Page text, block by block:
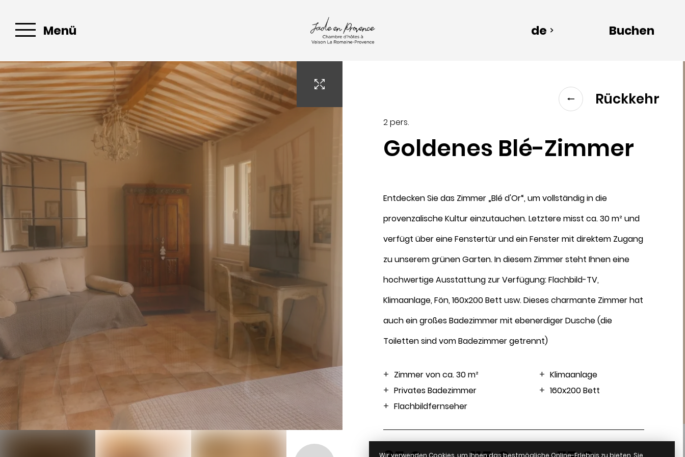
Menü de Buchen
contact@jade-en-provence.com
Buchen Sie
Ihren Urlaub
Für freundliche und
Vaison-la-Romaine
bevorzugen Sie Jade en
Provence. Um mehr über
unser Haus zu erfahren, laden
Ankunft
August 2026
Abfahrt
9
August 2026
Reservierungsanfrage
Rückkehr
2 pers.
Goldenes Blé-Zimmer
Entdecken Sie das Zimmer „Blé d'Or“, um vollständig in die
provenzalische Kultur einzutauchen. Letztere misst ca. 30 m² und
verfügt über eine Fenstertür und ein Fenster mit direktem Zugang
zu unserem grünen Garten. In diesem Zimmer steht Ihnen eine
hochwertige Ausstattung zur Verfügung: Flachbild-TV,
Klimaanlage, Fön, 160x200 Bett usw. Dieses charmante Zimmer hat
auch ein großes Badezimmer mit ebenerdiger Dusche (die
Toiletten sind vom Badezimmer getrennt)
Zimmer von ca. 30 m²
Privates Badezimmer
Flachbildfernseher
Klimaanlage
160x200 Bett
Wir verwenden Cookies, um Ihnen das bestmögliche Online-Erlebnis zu bieten. Sie